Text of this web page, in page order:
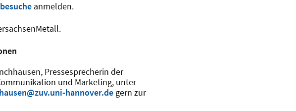
anmelden.
Pressesprecherin der
und Marketing, unter
hannover.de gern zur